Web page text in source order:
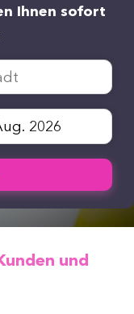
Ihnen sofort
und